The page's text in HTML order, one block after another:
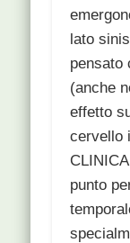
lato
pensato
(anche
effetto
cervello
punto